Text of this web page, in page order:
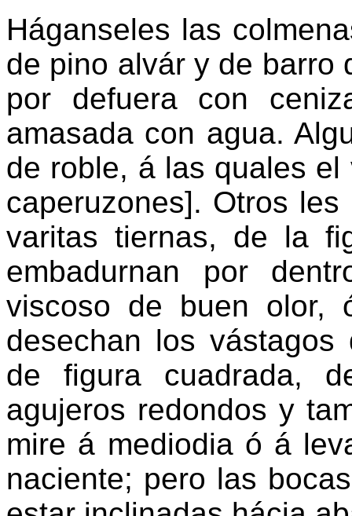
Háganseles las
de pino alvár y de barro
por defuera con
amasada con agua.
de roble, á las quales
caperuzones]. Otros
varitas tiernas, de la
embadurnan por
viscoso de buen
desechan los
de figura cuadrada,
agujeros redondos y
mire á mediodia ó á
naciente; pero las